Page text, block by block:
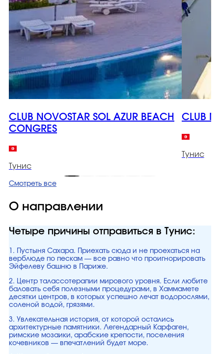
CLUB NOVOSTAR SOL AZUR BEACH
CONGRES
Тунис
CLUB
Тунис
Смотреть все
О направлении
Четыре причины отправиться в Тунис:
1. Пустыня Сахара. Приехать сюда и не проехаться на
верблюде по пескам — все равно что проигнорировать
Эйфелеву башню в Париже.
2. Центр талассотерапии мирового уровня. Если любите
баловать себя полезными процедурами, в Хаммамете
десятки центров, в которых успешно лечат водорослями,
соленой водой, грязями.
3. Увлекательная история, от которой остались
архитектурные памятники. Легендарный Карфаген,
римские мозаики, арабские крепости, поселения
кочевников — впечатлений будет море.